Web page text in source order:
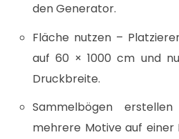
den Generator.
Fläche nutzen –
auf 60 × 1000 cm und
Druckbreite.
Sammelbögen
mehrere Motive auf einer